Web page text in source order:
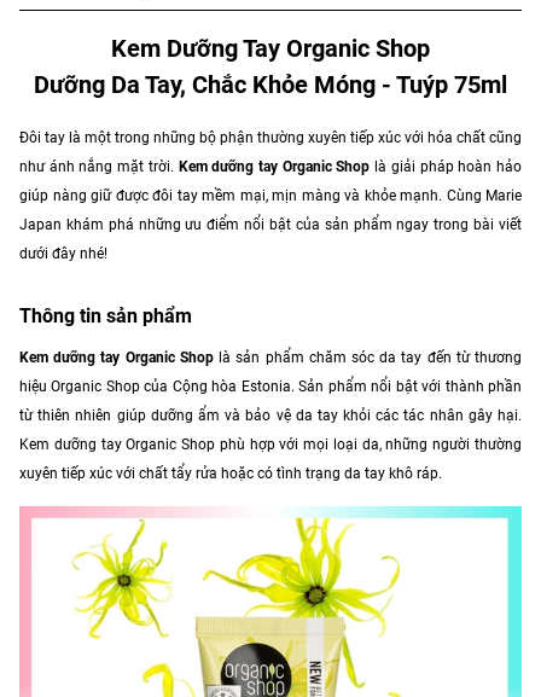
Kem Dưỡng Tay Organic Shop
Dưỡng Da Tay, Chắc Khỏe Móng - Tuýp 75ml
Đôi tay là một trong những bộ phận thường xuyên tiếp xúc với hóa chất cũng
như ánh nắng mặt trời. Kem dưỡng tay Organic Shop là giải pháp hoàn hảo
giúp nàng giữ được đôi tay mềm mại, mịn màng và khỏe mạnh. Cùng Marie
Japan khám phá những ưu điểm nổi bật của sản phẩm ngay trong bài viết
dưới đây nhé!
Thông tin sản phẩm
Kem dưỡng tay Organic Shoplà sản phẩm chăm sóc da tay đến từ thương
hiệu Organic Shop của Cộng hòa Estonia. Sản phẩm nổi bật với thành phần
từ thiên nhiên giúp dưỡng ẩm và bảo vệ da tay khỏi các tác nhân gây hại.
Kem dưỡng tay Organic Shop phù hợp với mọi loại da, những người thường
xuyên tiếp xúc với chất tẩy rửa hoặc có tình trạng da tay khô ráp.